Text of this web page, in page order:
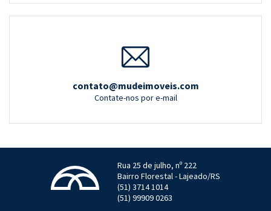
contato@mudeimoveis.com
Contate-nos por e-mail
Rua 25 de julho, nº 222
Bairro Florestal - Lajeado/RS
(51) 3714 1014
(51) 99909 0263